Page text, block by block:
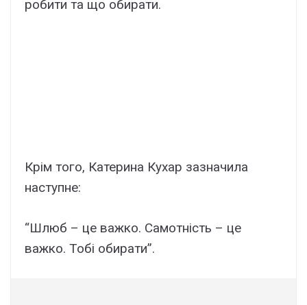
робити та що обирати.
Крім того, Катерина Кухар зазначила
наступне:
“Шлюб – це важко. Самотність – це
важко. Тобі обирати”.